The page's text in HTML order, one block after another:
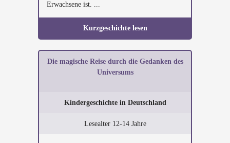
Erwachsene ist. ...
Kurzgeschichte lesen
Die magische Reise durch die Gedanken des
Universums
Kindergeschichte in Deutschland
Lesealter 12-14 Jahre